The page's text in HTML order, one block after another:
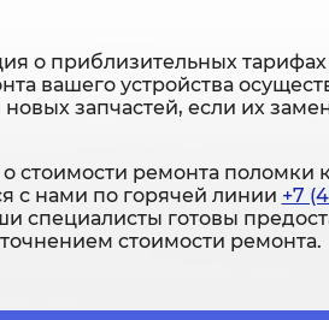
о приблизительных тарифах
вашего устройства
запчастей, если их
ремонта поломки
с нами по горячей линии +7
специалисты готовы
стоимости ремонта.